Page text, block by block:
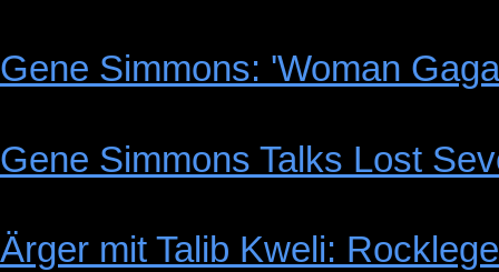
Gene Simmons: 'Woman
Gene Simmons Talks Lost
Ärger mit Talib Kweli: